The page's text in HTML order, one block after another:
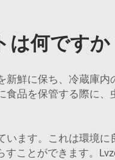
は何ですか
新鮮に保ち、冷蔵庫
品を保管する際に、
ます。これは環境に
ことができます。